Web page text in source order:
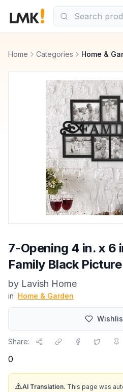
Home Categories Home &
7-Opening 4 in. x 6
Family Black
by Lavish Home
in Home & Garden
Share:
0
⚠️AI Translation. This page was